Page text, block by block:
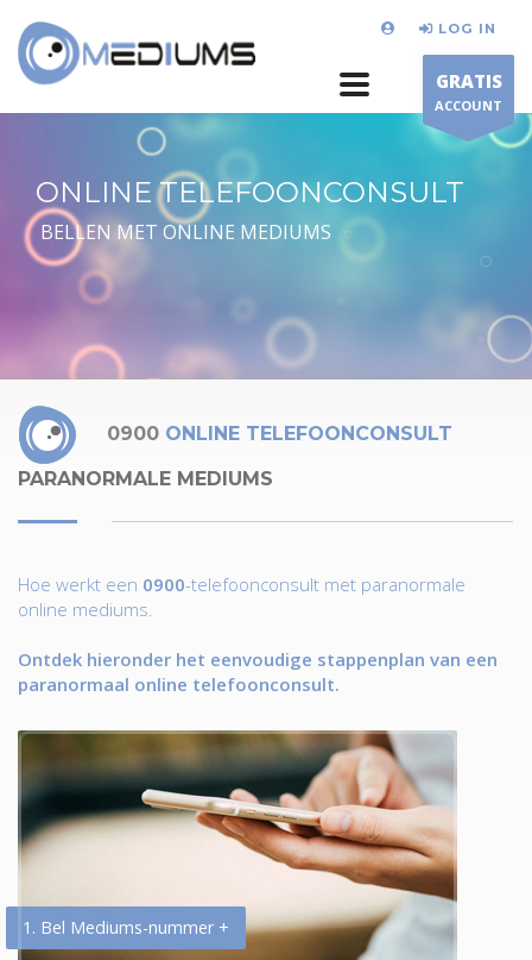
LOG IN
GRATIS
ACCOUNT
ONLINE TELEFOONCONSULT
BELLEN MET ONLINE MEDIUMS
0900 ONLINE TELEFOONCONSULT
PARANORMALE MEDIUMS
Hoe werkt een 0900-telefoonconsult met paranormale
online mediums.
Ontdek hieronder het eenvoudige stappenplan van een
paranormaal online telefoonconsult.
1. Bel Mediums-nummer +